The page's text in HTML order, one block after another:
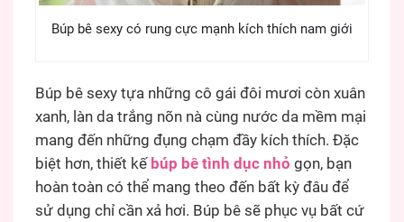
Búp bê sexy có rung cực mạnh kích thích nam giới
Búp bê sexy tựa những cô gái đôi mươi còn xuân
xanh, làn da trắng nõn nà cùng nước da mềm mại
mang đến những đụng chạm đầy kích thích. Đặc
biệt hơn, thiết kế búp bê tình dục nhỏ gọn, bạn
hoàn toàn có thể mang theo đến bất kỳ đâu để
sử dụng chỉ cần xả hơi. Búp bê sẽ phục vụ bất cứ